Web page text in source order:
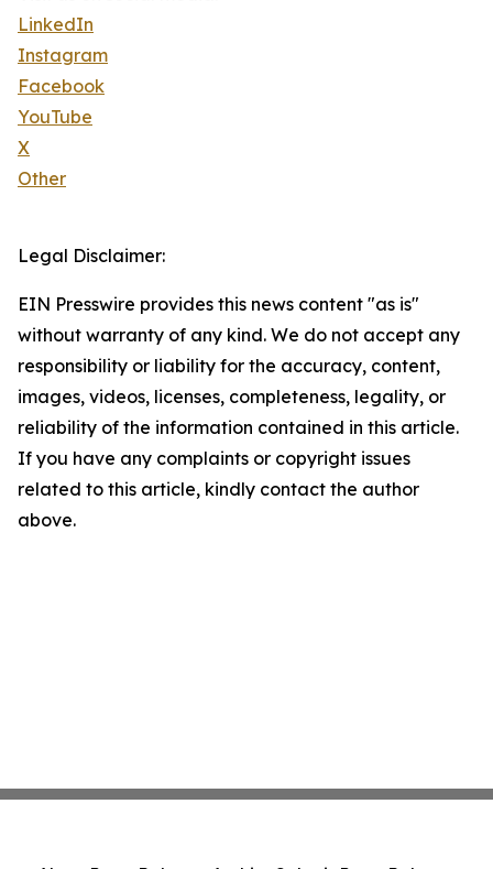
LinkedIn
Instagram
Facebook
YouTube
X
Other
Legal Disclaimer:
EIN Presswire provides this news content "as is"
without warranty of any kind. We do not accept any
responsibility or liability for the accuracy, content,
images, videos, licenses, completeness, legality, or
reliability of the information contained in this article.
If you have any complaints or copyright issues
related to this article, kindly contact the author
above.